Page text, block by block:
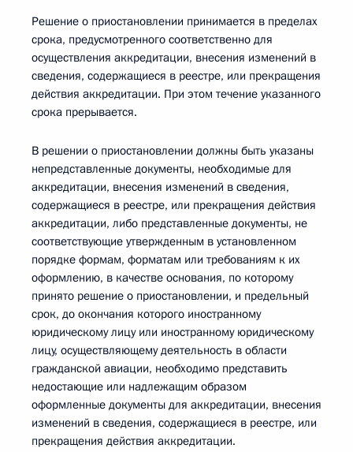
Решение о приостановлении принимается в пределах
срока, предусмотренного соответственно для
осуществления аккредитации, внесения изменений в
сведения, содержащиеся в реестре, или прекращения
действия аккредитации. При этом течение указанного
срока прерывается.
В решении о приостановлении должны быть указаны
непредставленные документы, необходимые для
аккредитации, внесения изменений в сведения,
содержащиеся в реестре, или прекращения действия
аккредитации, либо представленные документы, не
соответствующие утвержденным в установленном
порядке формам, форматам или требованиям к их
оформлению, в качестве основания, по которому
принято решение о приостановлении, и предельный
срок, до окончания которого иностранному
юридическому лицу или иностранному юридическому
лицу, осуществляющему деятельность в области
гражданской авиации, необходимо представить
недостающие или надлежащим образом
оформленные документы для аккредитации, внесения
изменений в сведения, содержащиеся в реестре, или
прекращения действия аккредитации.